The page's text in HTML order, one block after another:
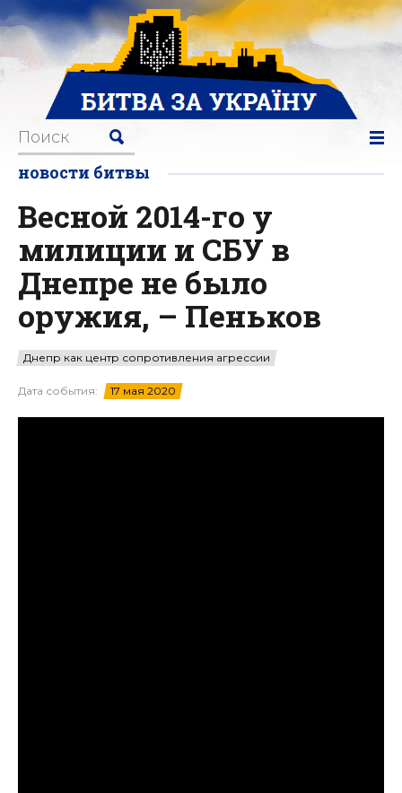
новости битвы
Весной 2014-го у
милиции и СБУ в
Днепре не было
оружия, – Пеньков
Днепр как центр сопротивления агрессии
Дата события: 17 мая 2020